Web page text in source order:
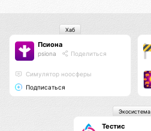
Псиона
psiona Поделиться
Cимулятор ноосферы
Подписаться
Хаб
Тестис
Экосистема